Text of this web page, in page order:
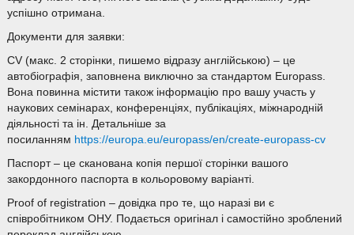
успішно отримана.
Документи для заявки:
CV (макс. 2 сторінки, пишемо відразу англійською) – це
автобіографія, заповнена виключно за стандартом Europass.
Вона повинна містити також інформацію про вашу участь у
наукових семінарах, конференціях, публікаціях, міжнародній
діяльності та ін. Детальніше за
посиланням https://europa.eu/europass/en/create-europass-cv
Паспорт – це сканована копія першої сторінки вашого
закордонного паспорта в кольоровому варіанті.
Proof of registration – довідка про те, що наразі ви є
співробітником ОНУ. Подається оригінал і самостійно зроблений